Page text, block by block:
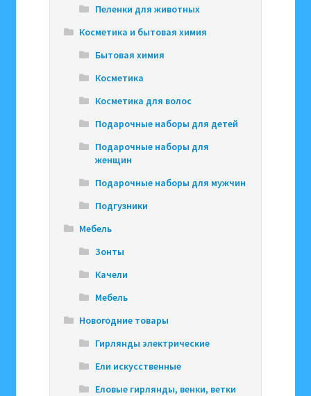
Пеленки для животных
Косметика и бытовая химия
Бытовая химия
Косметика
Косметика для волос
Подарочные наборы для детей
Подарочные наборы для
женщин
Подарочные наборы для мужчин
Подгузники
Мебель
Зонты
Качели
Мебель
Новогодние товары
Гирлянды электрические
Ели искусственные
Еловые гирлянды, венки, ветки